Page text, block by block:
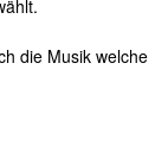
die Musik welche